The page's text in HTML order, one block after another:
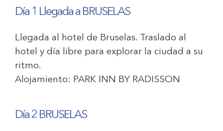
Día 1 Llegada a BRUSELAS
Llegada al hotel de Bruselas. Traslado al
hotel y día libre para explorar la ciudad a su
ritmo.
Alojamiento: PARK INN BY RADISSON
Día 2 BRUSELAS